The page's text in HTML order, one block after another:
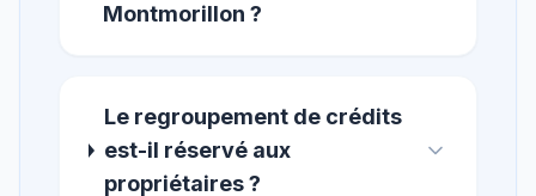
Montmorillon ?
Le regroupement de crédits
est-il réservé aux
propriétaires ?